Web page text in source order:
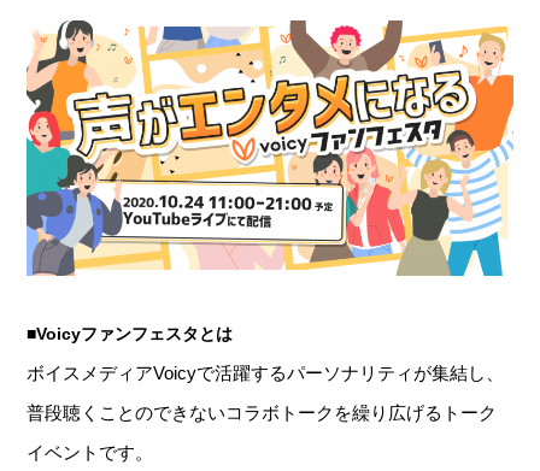
■Voicyファンフェスタとは
ボイスメディアVoicyで活躍するパーソナリティが集結し、
普段聴くことのできないコラボトークを繰り広げるトーク
イベントです。